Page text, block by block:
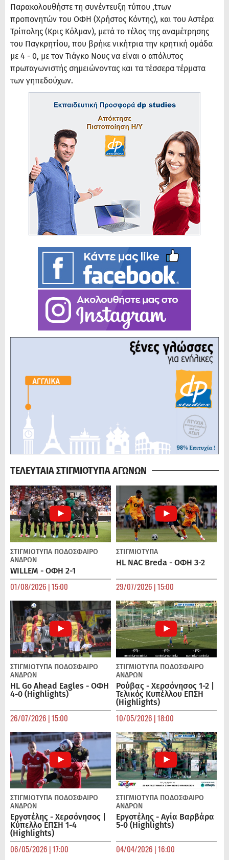
Παρακολουθήστε τη συνέντευξη τύπου ,tτων
προπονητών του ΟΦΗ (Χρήστος Κόντης), και του Αστέρα
Τρίπολης (Κρις Κόλμαν), μετά το τέλος της αναμέτρησης
του Παγκρητίου, που βρήκε νικήτρια την κρητική ομάδα
με 4 - 0, με τον Τιάγκο Νους να είναι ο απόλυτος
πρωταγωνιστής σημειώνοντας και τα τέσσερα τέρματα
των γηπεδούχων.
ΤΕΛΕΥΤΑΙΑ ΣΤΙΓΜΙΟΤΥΠΑ ΑΓΩΝΩΝ
ΣΤΙΓΜΙΟΤΥΠΑ ΠΟΔΌΣΦΑΙΡΟ
ΑΝΔΡΏΝ
WILLEM - ΟΦΗ 2-1
01/08/2026 | 15:00
ΣΤΙΓΜΙΟΤΥΠΑ
HL NAC Breda - ΟΦΗ 3-2
29/07/2026 | 15:00
ΣΤΙΓΜΙΟΤΥΠΑ ΠΟΔΌΣΦΑΙΡΟ
ΑΝΔΡΏΝ
HL Go Ahead Eagles - ΟΦΗ
4-0 (Highlights)
26/07/2026 | 15:00
ΣΤΙΓΜΙΟΤΥΠΑ ΠΟΔΌΣΦΑΙΡΟ
ΑΝΔΡΏΝ
Ρούβας - Χερσόνησος 1-2 |
Τελικός Κυπέλλου ΕΠΣΗ
(Highlights)
10/05/2026 | 18:00
ΣΤΙΓΜΙΟΤΥΠΑ ΠΟΔΌΣΦΑΙΡΟ
ΑΝΔΡΏΝ
Εργοτέλης - Χερσόνησος |
Κύπελλο ΕΠΣΗ 1-4
(Highlights)
06/05/2026 | 17:00
ΣΤΙΓΜΙΟΤΥΠΑ ΠΟΔΌΣΦΑΙΡΟ
ΑΝΔΡΏΝ
Εργοτέλης - Αγία Βαρβάρα
5-0 (Highlights)
04/04/2026 | 16:00